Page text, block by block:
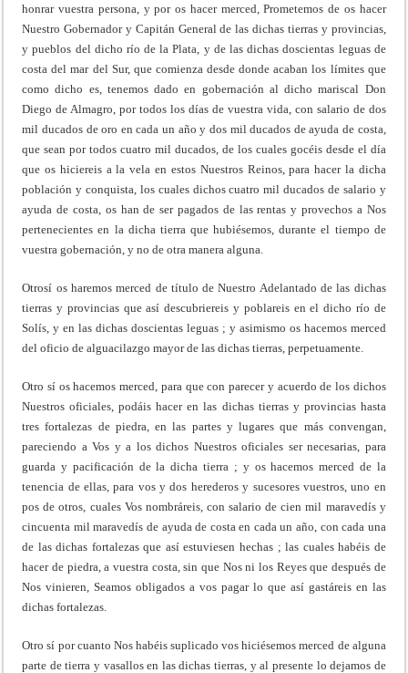
honrar vuestra persona, y por os hacer merced, Prometemos de os hacer
Nuestro Gobernador y Capitán General de las dichas tierras y provincias,
y pueblos del dicho río de la Plata, y de las dichas doscientas leguas de
costa del mar del Sur, que comienza desde donde acaban los límites que
como dicho es, tenemos dado en gobernación al dicho mariscal Don
Diego de Almagro, por todos los días de vuestra vida, con salario de dos
mil ducados de oro en cada un año y dos mil ducados de ayuda de costa,
que sean por todos cuatro mil ducados, de los cuales gocéis desde el día
que os hiciereis a la vela en estos Nuestros Reinos, para hacer la dicha
población y conquista, los cuales dichos cuatro mil ducados de salario y
ayuda de costa, os han de ser pagados de las rentas y provechos a Nos
pertenecientes en la dicha tierra que hubiésemos, durante el tiempo de
vuestra gobernación, y no de otra manera alguna.
Otrosí os haremos merced de título de Nuestro Adelantado de las dichas
tierras y provincias que así descubriereis y poblareis en el dicho río de
Solís, y en las dichas doscientas leguas ; y asimismo os hacemos merced
del oficio de alguacilazgo mayor de las dichas tierras, perpetuamente.
Otro sí os hacemos merced, para que con parecer y acuerdo de los dichos
Nuestros oficiales, podáis hacer en las dichas tierras y provincias hasta
tres fortalezas de piedra, en las partes y lugares que más convengan,
pareciendo a Vos y a los dichos Nuestros oficiales ser necesarias, para
guarda y pacificación de la dicha tierra ; y os hacemos merced de la
tenencia de ellas, para vos y dos herederos y sucesores vuestros, uno en
pos de otros, cuales Vos nombráreis, con salario de cien mil maravedís y
cincuenta mil maravedís de ayuda de costa en cada un año, con cada una
de las dichas fortalezas que así estuviesen hechas ; las cuales habéis de
hacer de piedra, a vuestra costa, sin que Nos ni los Reyes que después de
Nos vinieren, Seamos obligados a vos pagar lo que así gastáreis en las
dichas fortalezas.
Otro sí por cuanto Nos habéis suplicado vos hiciésemos merced de alguna
parte de tierra y vasallos en las dichas tierras, y al presente lo dejamos de